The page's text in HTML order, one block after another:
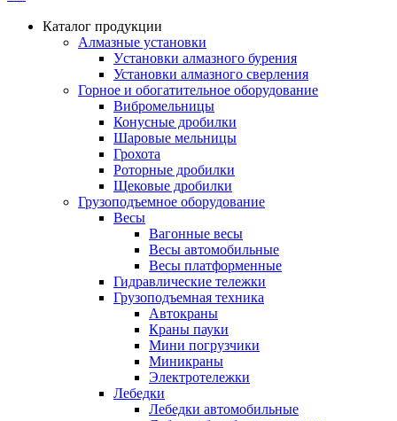
Каталог продукции
Алмазные установки
Уcтановки алмазного бурения
Установки алмазного сверления
Горное и обогатительное оборудование
Вибромельницы
Конусные дробилки
Шаровые мельницы
Грохота
Роторные дробилки
Щековые дробилки
Грузоподъемное оборудование
Весы
Вагонные весы
Весы автомобильные
Весы платформенные
Гидравлические тележки
Грузоподъемная техника
Автокраны
Краны пауки
Мини погрузчики
Миникраны
Электротележки
Лебедки
Лебедки автомобильные